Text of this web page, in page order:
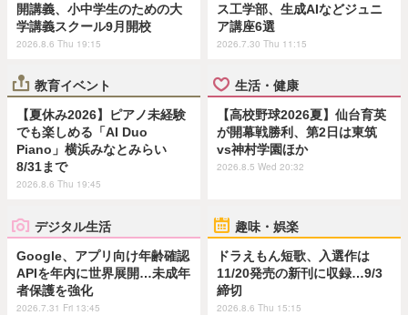
開講義、小中学生のための大
学講義スクール9月開校
2026.8.6 Thu 19:15
ス工学部、生成AIなどジュニ
ア講座6選
2026.7.30 Thu 11:15
教育イベント
【夏休み2026】ピアノ未経験
でも楽しめる「AI Duo
Piano」横浜みなとみらい
8/31まで
2026.8.6 Thu 19:45
生活・健康
【高校野球2026夏】仙台育英
が開幕戦勝利、第2日は東筑
vs神村学園ほか
2026.8.5 Wed 20:32
デジタル生活
Google、アプリ向け年齢確認
APIを年内に世界展開…未成年
者保護を強化
2026.7.31 Fri 13:45
趣味・娯楽
ドラえもん短歌、入選作は
11/20発売の新刊に収録…9/3
締切
2026.8.6 Thu 15:15